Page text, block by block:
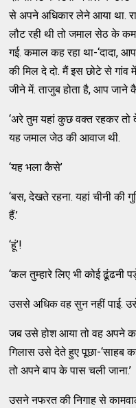
से अपने अधिकार लेने आया था.
लौट रही थी तो जमाल सेठ के
गई. कमाल कह रहा था-‘दादा,
की मिल दे दो. मैं इस छोटे से गांव
जीने में. ताजुब होता है, आप जाने
‘अरे तुम यहां कुछ वक्त रहकर तो
यह जमाल जेठ की आवाज थी.
‘यह भला कैसे’
‘बस, देखते रहना. यहां चीनी की
हैं.’
‘हूं’!
‘कल तुम्हारे लिए भी कोई ढूंढनी
उससे अधिक वह सुन नहीं पाई.
जब उसे होश आया तो वह अपने
गिलास उसे देते हुए पूछा-‘साहब
तो अपने बाप के पास चली जाना.’
उसने नफरत की निगाह से